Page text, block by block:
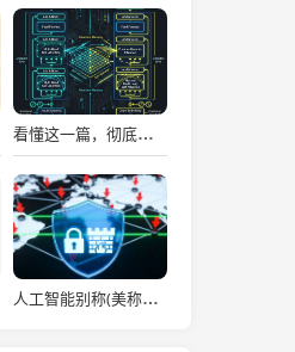
看懂这一篇，彻底通关大模型底层！图解 Transformer 核心架构与自注意力机制！
人工智能别称(美称中国一人工智能企业违反美出口管制 外交部：中方已多次表明原则立场)